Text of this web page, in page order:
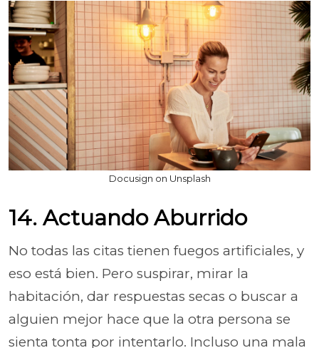
Docusign on Unsplash
14. Actuando Aburrido
No todas las citas tienen fuegos artificiales, y
eso está bien. Pero suspirar, mirar la
habitación, dar respuestas secas o buscar a
alguien mejor hace que la otra persona se
sienta tonta por intentarlo. Incluso una mala